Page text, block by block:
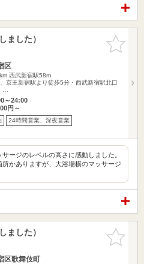
お気に入
りに追加
ました）
区
西武新宿駅58m
、京王新宿駅より徒歩5分・西武新宿駅北口
…
～24:00
円～
24時間営業、深夜営業
ージのレベルの高さに感動しました。
かありますが、大浴場横のマッサージ
お気に入
りに追加
ました）
区歌舞伎町